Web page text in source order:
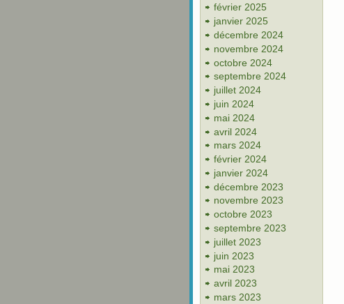
février 2025
janvier 2025
décembre 2024
novembre 2024
octobre 2024
septembre 2024
juillet 2024
juin 2024
mai 2024
avril 2024
mars 2024
février 2024
janvier 2024
décembre 2023
novembre 2023
octobre 2023
septembre 2023
juillet 2023
juin 2023
mai 2023
avril 2023
mars 2023